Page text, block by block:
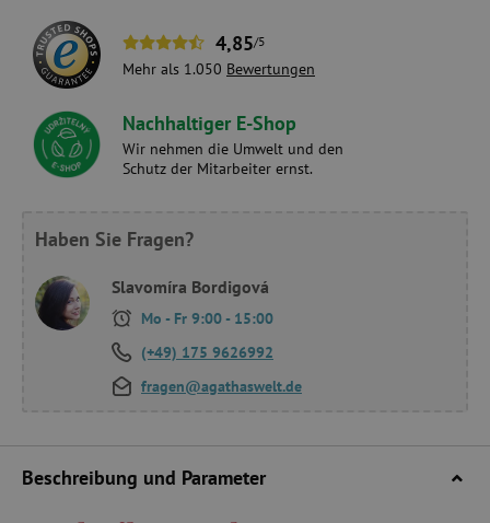
4,85/5
Mehr als 1.050 Bewertungen
Nachhaltiger E-Shop
Wir nehmen die Umwelt und den
Schutz der Mitarbeiter ernst.
Haben Sie Fragen?
Slavomíra Bordigová
Mo - Fr 9:00 - 15:00
(+49) 175 9626992
fragen@agathaswelt.de
Beschreibung und Parameter